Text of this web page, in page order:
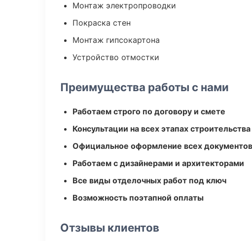
Монтаж электропроводки
Покраска стен
Монтаж гипсокартона
Устройство отмостки
Преимущества работы с нами
Работаем строго по договору и смете
Консультации на всех этапах строительства
Официальное оформление всех документов
Работаем с дизайнерами и архитекторами
Все виды отделочных работ под ключ
Возможность поэтапной оплаты
Отзывы клиентов